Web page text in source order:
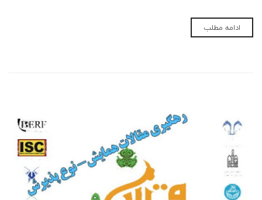
ادامه مطلب